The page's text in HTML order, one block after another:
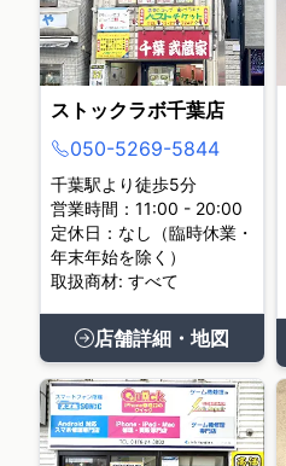
ストックラボ千葉店
050-5269-5844
千葉駅より徒歩5分
営業時間：11:00 - 20:00
定休日：なし（臨時休業・
年末年始を除く）
取扱商材: すべて
店舗詳細・地図